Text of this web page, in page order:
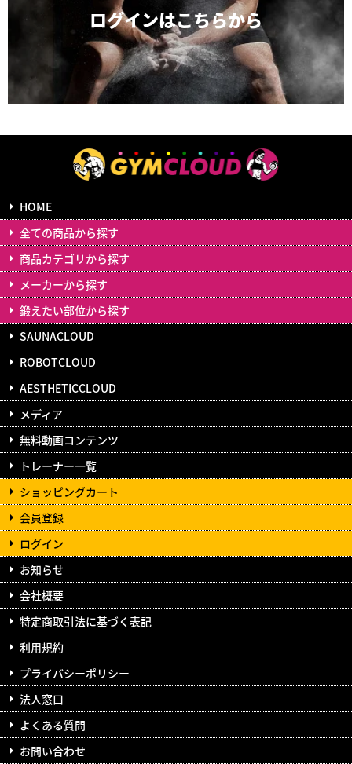
ログインはこちらから
HOME
全ての商品から探す
商品カテゴリから探す
メーカーから探す
鍛えたい部位から探す
SAUNACLOUD
ROBOTCLOUD
AESTHETICCLOUD
メディア
無料動画コンテンツ
トレーナー一覧
ショッピングカート
会員登録
ログイン
お知らせ
会社概要
特定商取引法に基づく表記
利用規約
プライバシーポリシー
法人窓口
よくある質問
お問い合わせ